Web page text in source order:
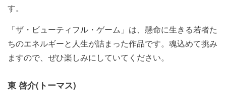
す。
「ザ・ビューティフル・ゲーム」は、懸命に生きる若者た
ちのエネルギーと人生が詰まった作品です。魂込めて挑み
ますので、ぜひ楽しみにしていてください。
東 啓介(トーマス)